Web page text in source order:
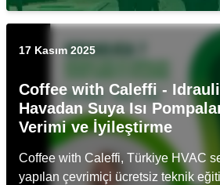
17 Kasım 2025
Coffee with Caleffi -
Havadan Suya Isı
Verimi ve İyileştirme
Coffee with Caleffi, Türkiye HVAC
yapılan çevrimiçi ücretsiz teknik